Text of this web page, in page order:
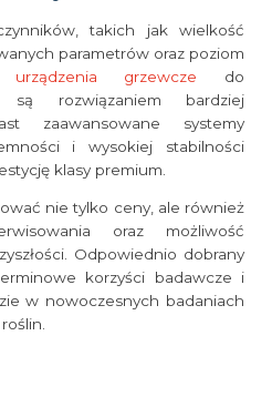
takich jak wielkość
parametrów oraz poziom
urządzenia grzewcze do
są rozwiązaniem bardziej
zaawansowane systemy
i wysokiej stabilności
klasy premium.
nie tylko ceny, ale również
oraz możliwość
Odpowiednio dobrany
korzyści badawcze i
w nowoczesnych badaniach